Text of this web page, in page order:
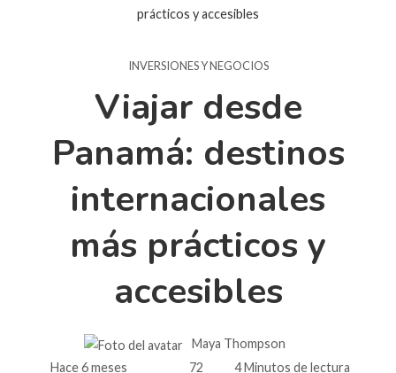
prácticos y accesibles
INVERSIONES Y NEGOCIOS
Viajar desde
Panamá: destinos
internacionales
más prácticos y
accesibles
Maya Thompson
Hace 6 meses
72 4 Minutos de lectura